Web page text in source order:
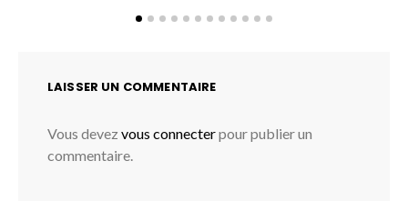
LAISSER UN COMMENTAIRE
Vous devez vous connecterpour publier un
commentaire.